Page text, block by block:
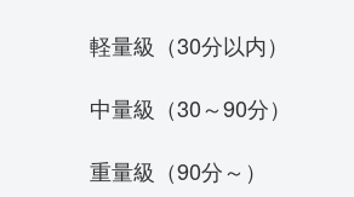
軽量級（30分以内）
中量級（30～90分）
重量級（90分～）